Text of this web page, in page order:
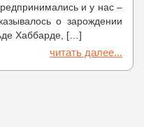
и у нас –
о зарождении
Хаббарде, […]
читать далее...